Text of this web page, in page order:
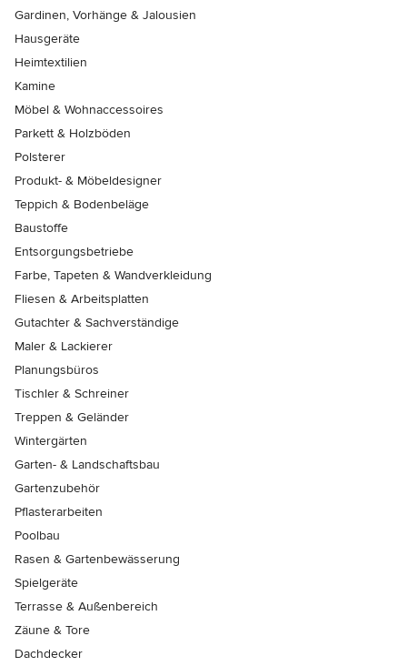
Gardinen, Vorhänge & Jalousien
Hausgeräte
Heimtextilien
Kamine
Möbel & Wohnaccessoires
Parkett & Holzböden
Polsterer
Produkt- & Möbeldesigner
Teppich & Bodenbeläge
Baustoffe
Entsorgungsbetriebe
Farbe, Tapeten & Wandverkleidung
Fliesen & Arbeitsplatten
Gutachter & Sachverständige
Maler & Lackierer
Planungsbüros
Tischler & Schreiner
Treppen & Geländer
Wintergärten
Garten- & Landschaftsbau
Gartenzubehör
Pflasterarbeiten
Poolbau
Rasen & Gartenbewässerung
Spielgeräte
Terrasse & Außenbereich
Zäune & Tore
Dachdecker